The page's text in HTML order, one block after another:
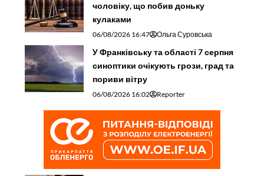
чоловіку, що побив доньку
кулаками
06/08/2026 16:47 Ольга Суровська
У Франківську та області 7 серпня
синоптики очікують грози, град та
пориви вітру
06/08/2026 16:02 Reporter